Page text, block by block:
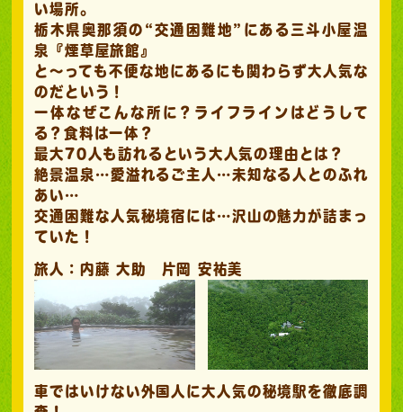
い場所。
栃木県奥那須の“交通困難地”にある三斗小屋温
泉『煙草屋旅館』
と～っても不便な地にあるにも関わらず大人気な
のだという！
一体なぜこんな所に？ライフラインはどうして
る？食料は一体？
最大70人も訪れるという大人気の理由とは？
絶景温泉…愛溢れるご主人…未知なる人とのふれ
あい…
交通困難な人気秘境宿には…沢山の魅力が詰まっ
ていた！
旅人：内藤 大助 片岡 安祐美
車ではいけない外国人に大人気の秘境駅を徹底調